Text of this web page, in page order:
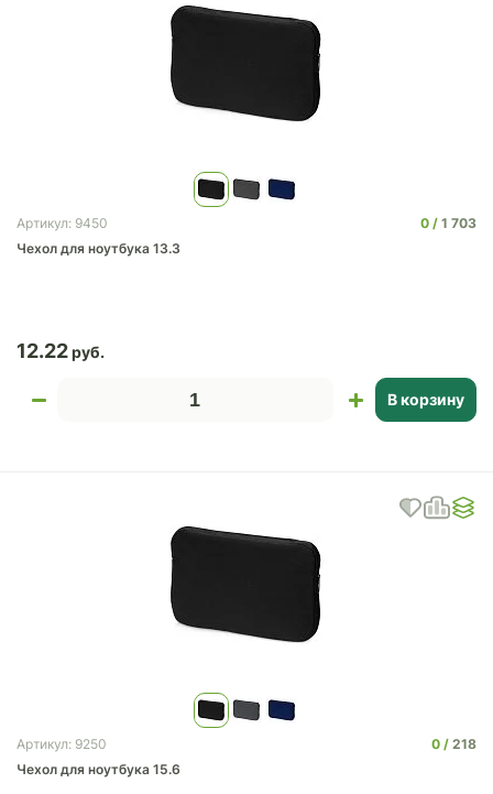
Артикул: 9450 0
1 703
Чехол для ноутбука 13.3
12.22
В корзину
Артикул: 9250 0
218
Чехол для ноутбука 15.6